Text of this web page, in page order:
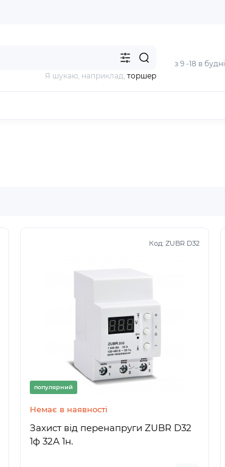
з 9 -18 в будні
Я шукаю, наприклад, торшер
Код: ZUBR D32
популярний
Немає в наявності
Захист від перенапруги ZUBR D32
1ф 32А 1н.